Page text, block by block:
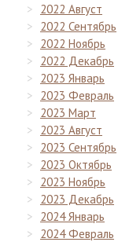
2022 Август
2022 Сентябрь
2022 Ноябрь
2022 Декабрь
2023 Январь
2023 Февраль
2023 Март
2023 Август
2023 Сентябрь
2023 Октябрь
2023 Ноябрь
2023 Декабрь
2024 Январь
2024 Февраль